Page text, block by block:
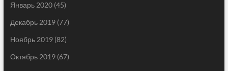
Январь 2020(45)
Декабрь 2019(77)
Ноябрь 2019(82)
Октябрь 2019(67)